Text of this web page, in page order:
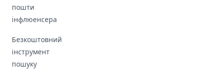
пошти
інфлюенсера
Безкоштовний
інструмент
пошуку